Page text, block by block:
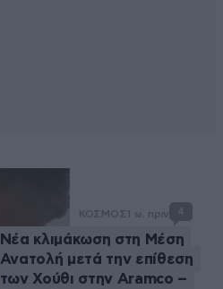
ΚΟΣΜΟΣ 1 ω. πριν 4
Νέα κλιμάκωση στη Μέση
Ανατολή μετά την επίθεση
των Χούθι στην Aramco –